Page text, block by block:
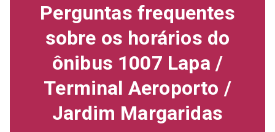
Perguntas frequentes
sobre os horários do
ônibus 1007 Lapa /
Terminal Aeroporto /
Jardim Margaridas